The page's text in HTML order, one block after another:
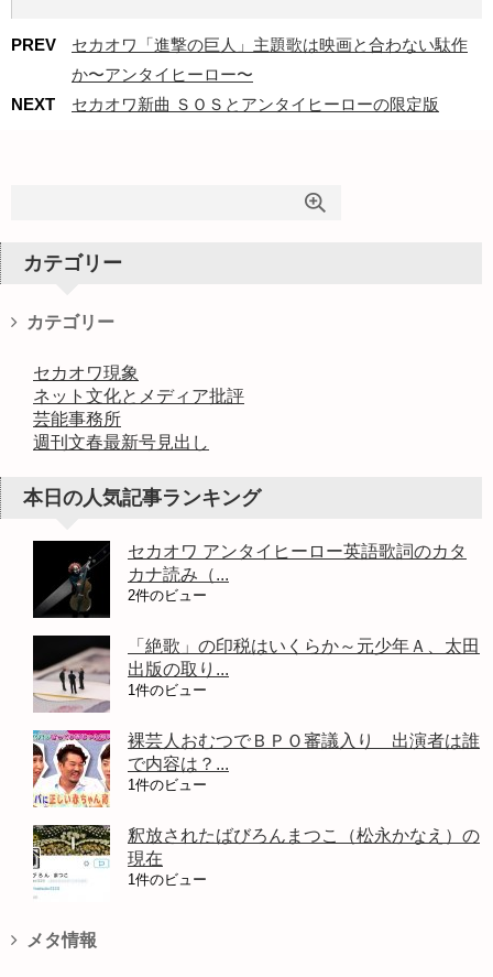
PREV
セカオワ「進撃の巨人」主題歌は映画と合わない駄作
か〜アンタイヒーロー〜
NEXT
セカオワ新曲 ＳＯＳとアンタイヒーローの限定版
カテゴリー
カテゴリー
セカオワ現象
ネット文化とメディア批評
芸能事務所
週刊文春最新号見出し
本日の人気記事ランキング
セカオワ アンタイヒーロー英語歌詞のカタ
カナ読み（...
2件のビュー
「絶歌」の印税はいくらか～元少年Ａ、太田
出版の取り...
1件のビュー
裸芸人おむつでＢＰＯ審議入り 出演者は誰
で内容は？...
1件のビュー
釈放されたばびろんまつこ（松永かなえ）の
現在
1件のビュー
メタ情報